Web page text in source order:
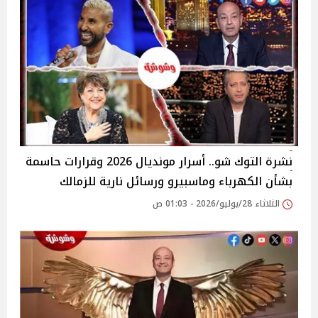
نشرة التوك شو.. أسرار مونديال 2026 وقرارات حاسمة
بشأن الكهرباء وماسبيرو ورسائل نارية للزمالك
الثلاثاء 28/يوليو/2026 - 01:03 ص